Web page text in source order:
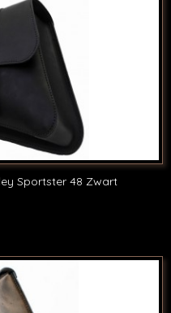
Sportster 48 Zwart